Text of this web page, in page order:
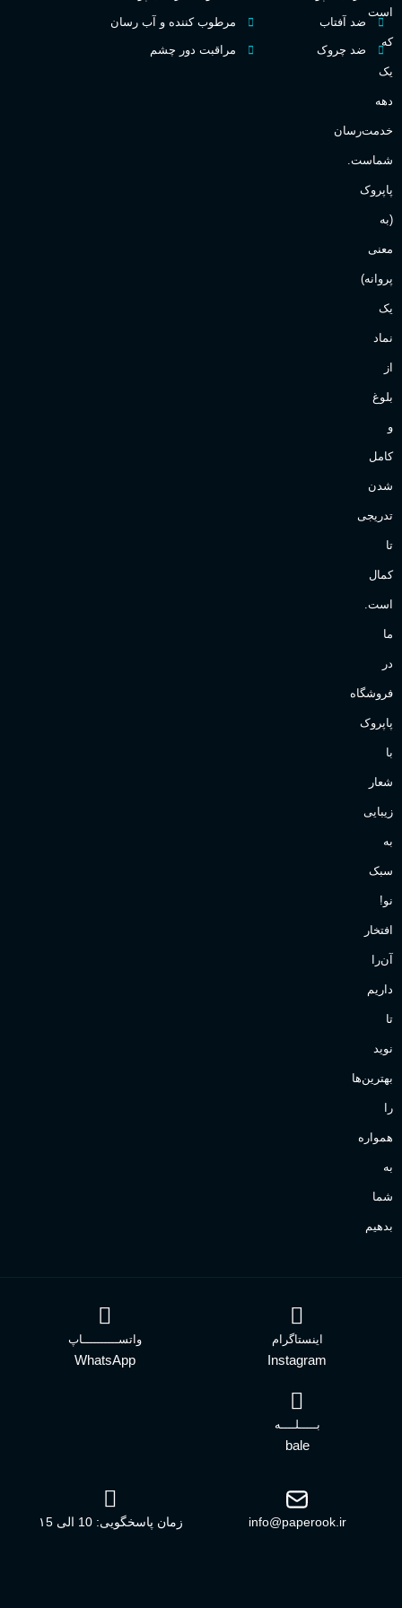
گروه بویایی میوه ای
مناسب برای
آقایان
است
که
یک
دهه
خدمت‌رسان
شماست.
پاپروک
(به
معنی
پروانه)
یک
نماد
از
بلوغ
و
کامل
شدن
تدریجی
تا
کمال
است.
ما
در
فروشگاه
پاپروک
با
شعار
زیبایی
به
سبک
نو!
افتخار
آن‌را
داریم
تا
نوید
بهترین‌ها
را
همواره
به
شما
بدهیم
ضد آفتاب
ضد چروک
مرطوب کننده و آب رسان
مراقبت دور چشم
اینستاگرام
Instagram
واتســــــــــاپ
WhatsApp
بـــــلــــه
bale
info@paperook.ir زمان پاسخگویی: 10 الی ۱5